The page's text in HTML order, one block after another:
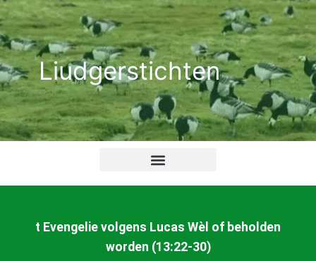
Ga
naar
de
inhoudLiudgerstichten
t Evengelie volgens Lucas Wèl of beholden
worden (13:22-30)